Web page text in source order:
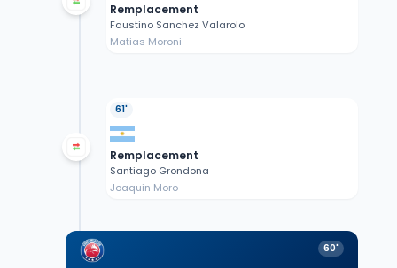
Remplacement
Faustino Sanchez Valarolo
Matias Moroni
61'
Remplacement
Santiago Grondona
Joaquin Moro
60'